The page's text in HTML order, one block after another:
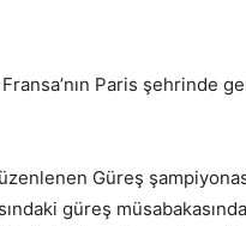
Fransa’nın Paris şehrinde
Güreş
güreş